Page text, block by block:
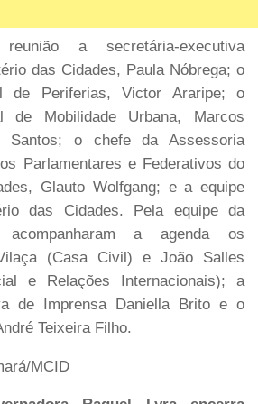
a secretária-executiva
das Cidades, Paula Nóbrega; o
de Periferias, Victor Araripe; o
de Mobilidade Urbana, Marcos
Santos; o chefe da Assessoria
Parlamentares e Federativos do
Glauto Wolfgang; e a equipe
das Cidades. Pela equipe da
acompanharam a agenda os
(Casa Civil) e João Salles
e Relações Internacionais); a
de Imprensa Daniella Brito e o
Teixeira Filho.
MCID